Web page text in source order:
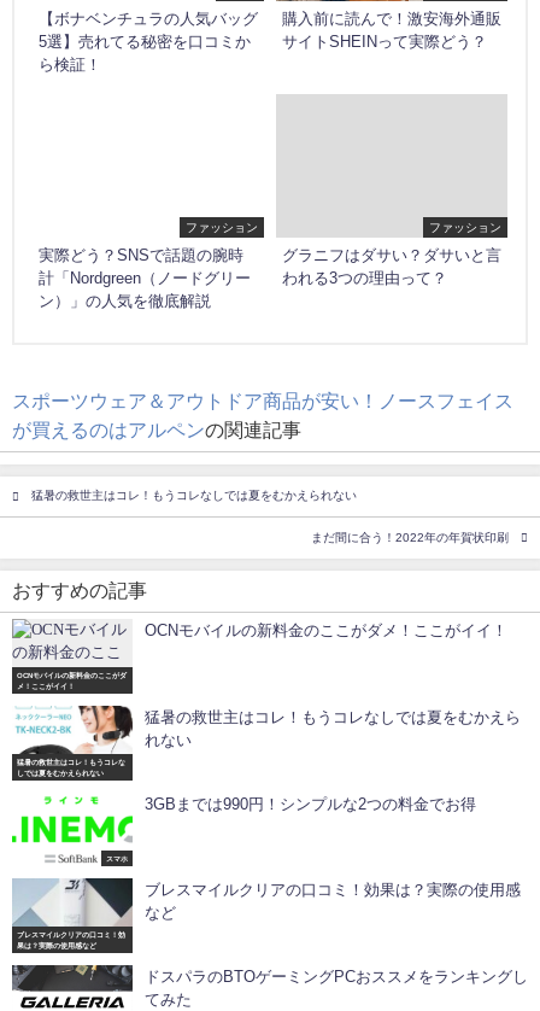
【ボナベンチュラの人気バッグ
5選】売れてる秘密を口コミか
ら検証！
購入前に読んで！激安海外通販
サイトSHEINって実際どう？
ファッション
実際どう？SNSで話題の腕時
計「Nordgreen（ノードグリー
ン）」の人気を徹底解説
ファッション
グラニフはダサい？ダサいと言
われる3つの理由って？
スポーツウェア＆アウトドア商品が安い！ノースフェイス
が買えるのはアルペンの関連記事
猛暑の救世主はコレ！もうコレなしでは夏をむかえられない
まだ間に合う！2022年の年賀状印刷
おすすめの記事
OCNモバイルの新料金のここがダ
メ！ここがイイ！
OCNモバイルの新料金のここがダメ！ここがイイ！
猛暑の救世主はコレ！もうコレな
しでは夏をむかえられない
猛暑の救世主はコレ！もうコレなしでは夏をむかえら
れない
スマホ
3GBまでは990円！シンプルな2つの料金でお得
ブレスマイルクリアの口コミ！効
果は？実際の使用感など
ブレスマイルクリアの口コミ！効果は？実際の使用感
など
ドスパラのBTOゲーミングPCおススメをランキングし
てみた